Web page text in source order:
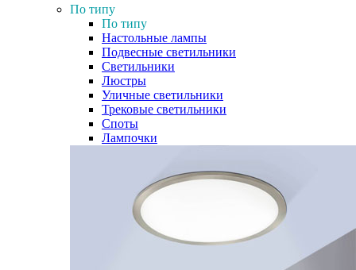
По типу
По типу
Настольные лампы
Подвесные светильники
Светильники
Люстры
Уличные светильники
Трековые светильники
Споты
Лампочки